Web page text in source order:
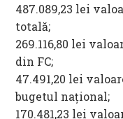
487.089,23 lei
totală;
269.116,80 lei
din FC;
47.491,20 lei
bugetul național;
170.481,23 lei